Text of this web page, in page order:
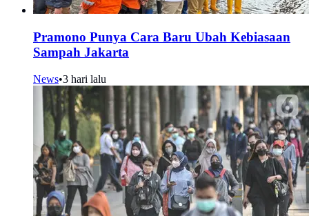
Pramono Punya Cara Baru Ubah Kebiasaan
Sampah Jakarta
News•3 hari lalu